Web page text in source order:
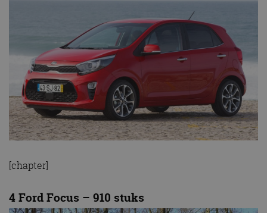
[chapter]
4 Ford Focus – 910 stuks